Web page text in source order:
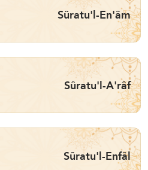
Sûratu'l-En'âm
Sûratu'l-A'râf
Sûratu'l-Enfâl